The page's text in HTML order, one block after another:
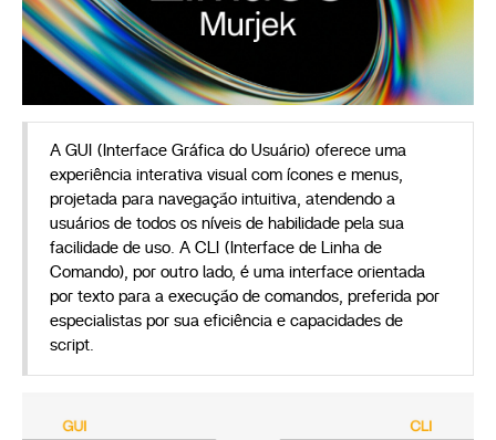
A GUI (Interface Gráfica do Usuário) oferece uma
experiência interativa visual com ícones e menus,
projetada para navegação intuitiva, atendendo a
usuários de todos os níveis de habilidade pela sua
facilidade de uso. A CLI (Interface de Linha de
Comando), por outro lado, é uma interface orientada
por texto para a execução de comandos, preferida por
especialistas por sua eficiência e capacidades de
script.